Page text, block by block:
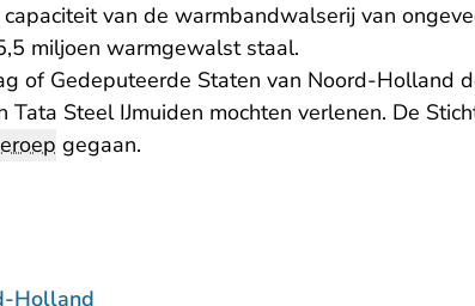
van de warmbandwalserij van
miljoen warmgewalst staal.
of Gedeputeerde Staten van Noord-Holland
Tata Steel IJmuiden mochten verlenen. De
gegaan.
Holland